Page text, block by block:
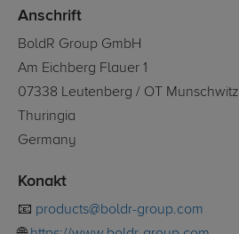
Anschrift
BoldR Group GmbH
Am Eichberg Flauer 1
07338 Leutenberg / OT Munschwitz
Thuringia
Germany
Konakt
📧 products@boldr-group.com